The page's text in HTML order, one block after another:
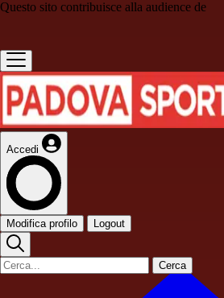
Questo sito contribuisce alla audience de
Accedi
Modifica profilo Logout
Cerca